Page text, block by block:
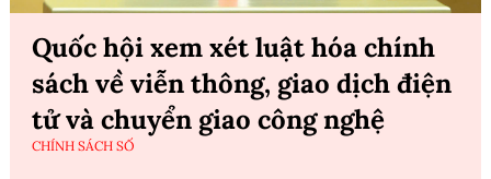
Quốc hội xem xét luật hóa chính
sách về viễn thông, giao dịch điện
tử và chuyển giao công nghệ
CHÍNH SÁCH SỐ